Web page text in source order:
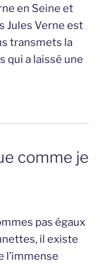
en Seine et
Jules Verne est
transmets la
qui a laissé une
comme je
pas égaux
il existe
l’immense